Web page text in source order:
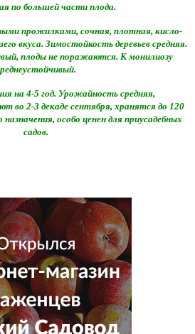
по большей части плода.
прожилками, сочная, плотная, кисло-
вкуса. Зимостойкость деревьев средняя.
плоды не поражаются. К монилиозу
на 4-5 год. Урожайность средняя,
во 2-3 декаде сентября, хранятся до 120
особо ценен для приусадебных
садов.